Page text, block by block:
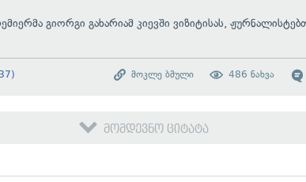
გიორგი გახარიამ კიევში ვიზიტისას,
) 486 ნახვა
მოკლე ბმული
მომდევნო ციტატა